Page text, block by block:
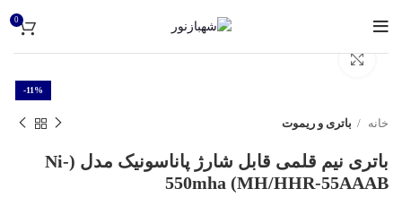
0
-11%
خانه باتری و ریموت
باتری نیم قلمی قابل شارژ پاناسونیک مدل (Ni-
MH/HHR-55AAAB) 550mha